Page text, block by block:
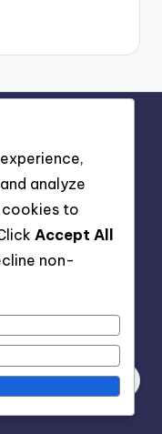
analyze
cookies to
Accept All
non-